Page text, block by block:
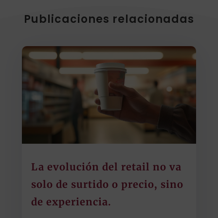
Publicaciones relacionadas
La evolución del retail no va
solo de surtido o precio, sino
de experiencia.